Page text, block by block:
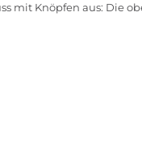
mit Knöpfen aus: Die